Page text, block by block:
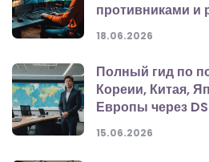
противниками и
18.06.2026
Полный гид по
Кореии, Китая,
Европы через
15.06.2026